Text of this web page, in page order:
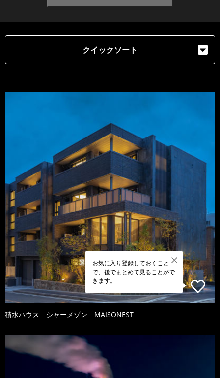
クイックソート
お気に入り登録しておくこと
で、後でまとめて見ることがで
きます。
積水ハウス シャーメゾン MAISONEST